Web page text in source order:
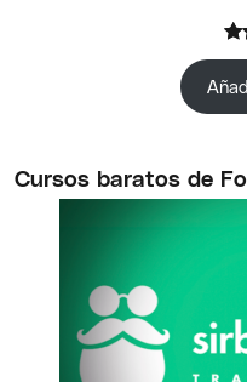
1
Cursos baratos de